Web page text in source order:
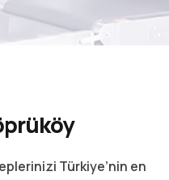
Türkiye’nin en